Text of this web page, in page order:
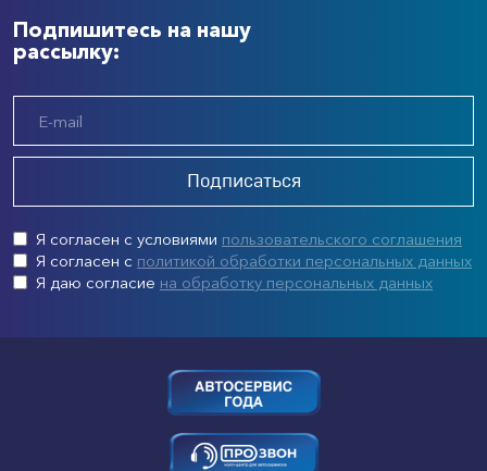
Подпишитесь на нашу
рассылку:
Подписаться
Я согласен с условиями пользовательского соглашения
Я согласен с политикой обработки персональных данных
Я даю согласие на обработку персональных данных